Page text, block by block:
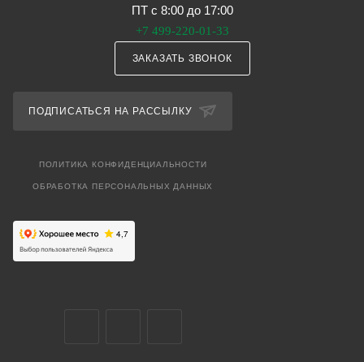
ПТ с 8:00 до 17:00
+7 499-220-01-33
ЗАКАЗАТЬ ЗВОНОК
ПОДПИСАТЬСЯ НА РАССЫЛКУ
ПОЛИТИКА КОНФИДЕНЦИАЛЬНОСТИ
ОБРАБОТКА ПЕРСОНАЛЬНЫХ ДАННЫХ